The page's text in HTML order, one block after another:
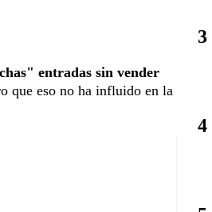
entradas sin vender
que eso no ha influido en la